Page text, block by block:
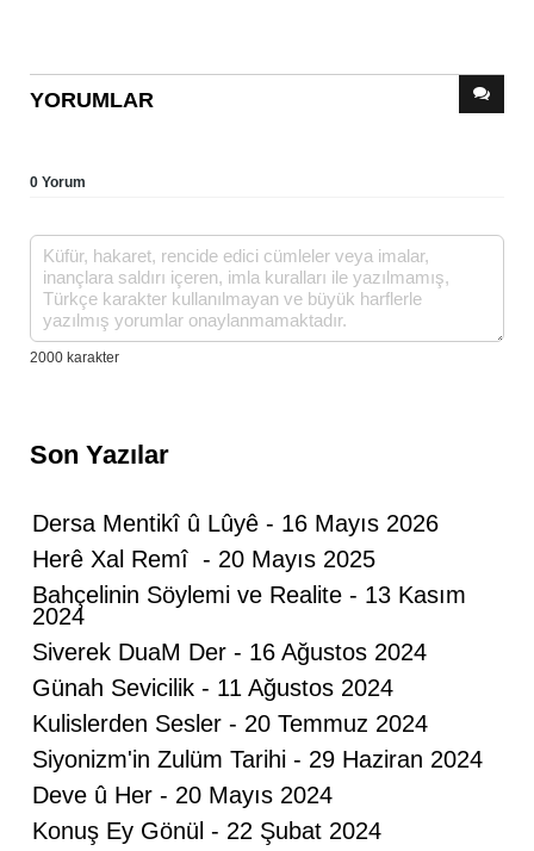
YORUMLAR
0 Yorum
Son Yazılar
Dersa Mentikî û Lûyê - 16 Mayıs 2026
Herê Xal Remî - 20 Mayıs 2025
Bahçelinin Söylemi ve Realite - 13 Kasım
2024
Siverek DuaM Der - 16 Ağustos 2024
Günah Sevicilik - 11 Ağustos 2024
Kulislerden Sesler - 20 Temmuz 2024
Siyonizm'in Zulüm Tarihi - 29 Haziran 2024
Deve û Her - 20 Mayıs 2024
Konuş Ey Gönül - 22 Şubat 2024